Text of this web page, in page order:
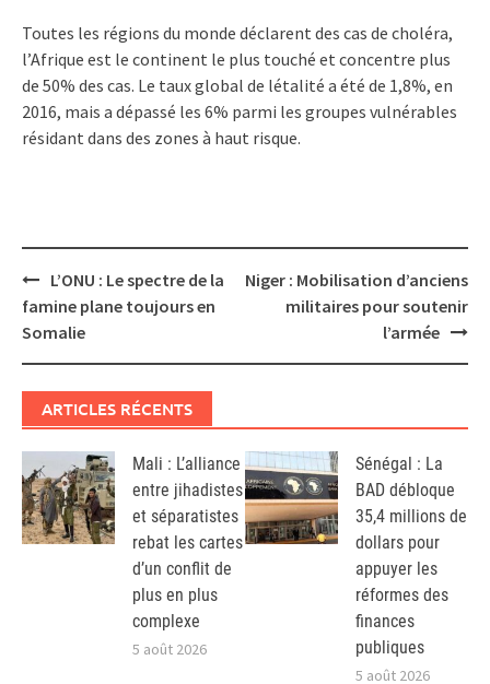
Toutes les régions du monde déclarent des cas de choléra,
l’Afrique est le continent le plus touché et concentre plus
de 50% des cas. Le taux global de létalité a été de 1,8%, en
2016, mais a dépassé les 6% parmi les groupes vulnérables
résidant dans des zones à haut risque.
Post
navigation
L’ONU : Le spectre de la
famine plane toujours en
Somalie
Niger : Mobilisation d’anciens
militaires pour soutenir
l’armée
ARTICLES RÉCENTS
Mali : L’alliance
entre jihadistes
et séparatistes
rebat les cartes
d’un conflit de
plus en plus
complexe
5 août 2026
Sénégal : La
BAD débloque
35,4 millions de
dollars pour
appuyer les
réformes des
finances
publiques
5 août 2026